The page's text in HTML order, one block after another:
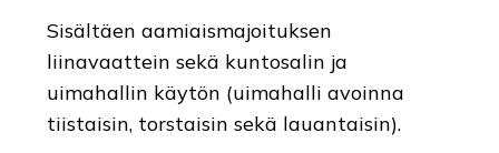
Sisältäen aamiaismajoituksen
liinavaattein sekä kuntosalin ja
uimahallin käytön (uimahalli avoinna
tiistaisin, torstaisin sekä lauantaisin).